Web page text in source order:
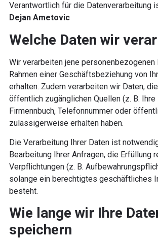
Verantwortlich für die Datenverarbeitung
Dejan Ametovic
Welche Daten wir
Wir verarbeiten jene personenbezogenen
Rahmen einer Geschäftsbeziehung von
erhalten. Zudem verarbeiten wir Daten,
öffentlich zugänglichen Quellen (z. B. Ihre
Firmennbuch, Telefonnummer oder
zulässigerweise erhalten haben.
Die Verarbeitung Ihrer Daten ist
Bearbeitung Ihrer Anfragen, die Erfüllung
Verpflichtungen (z. B.
solange ein berechtigtes geschäftliches
besteht.
Wie lange wir Ihre
speichern